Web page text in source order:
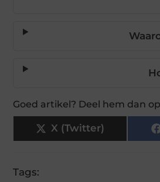
Goed artikel? Deel hem dan
X (Twitter)
Tags: